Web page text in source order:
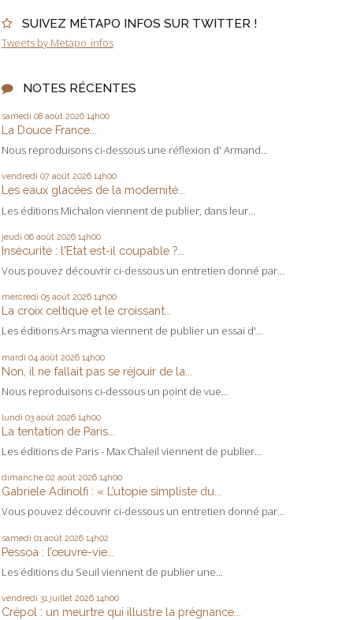
SUIVEZ MÉTAPO INFOS SUR TWITTER !
Tweets by Metapo_infos
NOTES RÉCENTES
samedi 08 août 2026 14h00
La Douce France...
Nous reproduisons ci-dessous une réflexion d' Armand...
vendredi 07 août 2026 14h00
Les eaux glacées de la modernité...
Les éditions Michalon viennent de publier, dans leur...
jeudi 06 août 2026 14h00
Insécurité : l'Etat est-il coupable ?...
Vous pouvez découvrir ci-dessous un entretien donné par...
mercredi 05 août 2026 14h00
La croix celtique et le croissant...
Les éditions Ars magna viennent de publier un essai d'...
mardi 04 août 2026 14h00
Non, il ne fallait pas se réjouir de la...
Nous reproduisons ci-dessous un point de vue...
lundi 03 août 2026 14h00
La tentation de Paris...
Les éditions de Paris - Max Chaleil viennent de publier...
dimanche 02 août 2026 14h00
Gabriele Adinolfi : « L’utopie simpliste du...
Vous pouvez découvrir ci-dessous un entretien donné par...
samedi 01 août 2026 14h02
Pessoa : l’œuvre-vie...
Les éditions du Seuil viennent de publier une...
vendredi 31 juillet 2026 14h00
Crépol : un meurtre qui illustre la prégnance...